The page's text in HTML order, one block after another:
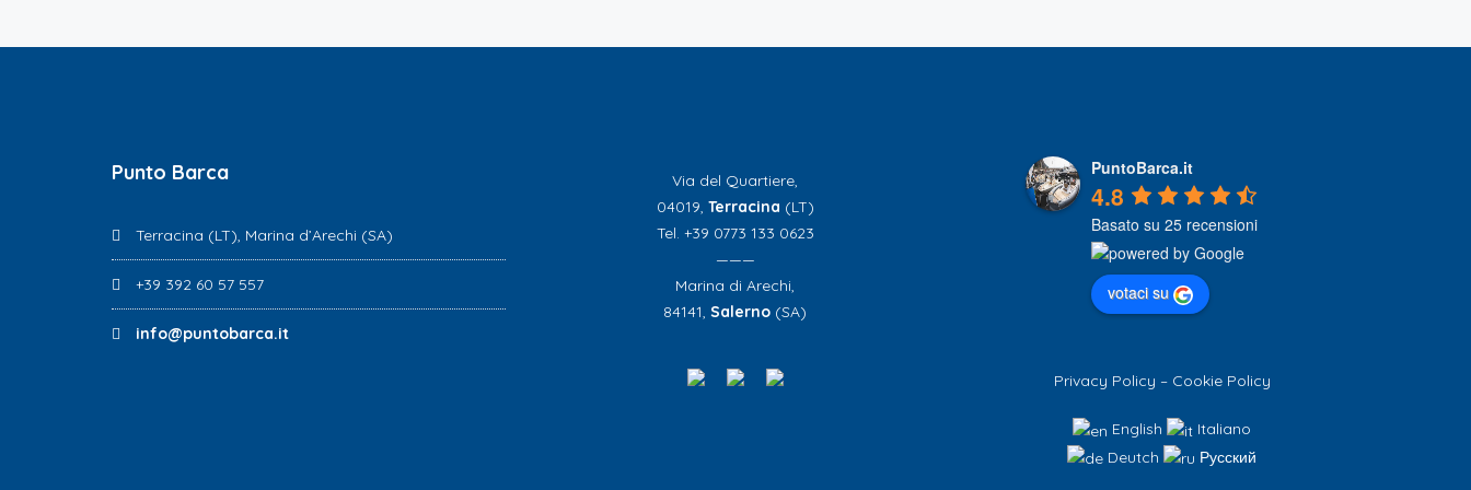
Punto Barca
Terracina (LT), Marina d’Arechi (SA)
+39 392 60 57 557
info@puntobarca.it
Via del Quartiere,
04019, Terracina (LT)
Tel. +39 0773 133 0623
———
Marina di Arechi,
84141,Salerno (SA)
PuntoBarca.it
4.8
Basato su 25 recensioni
votaci su
Privacy Policy – Cookie Policy
English
Italiano
Deutch
Русский